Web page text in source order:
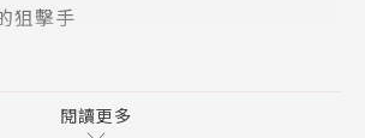
聞風喪膽的天才殺手——寓言，有著
老闆告知接下來要去大阪過上「普通
狙擊手
閱讀更多